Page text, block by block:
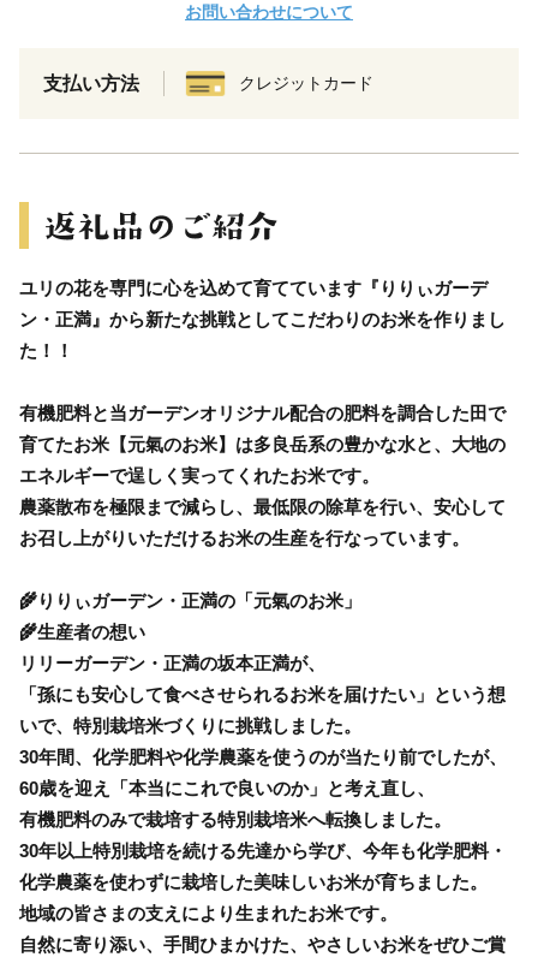
お問い合わせについて
支払い方法 クレジットカード
ユリの花を専門に心を込めて育てています『りりぃガーデ
ン・正満』から新たな挑戦としてこだわりのお米を作りまし
た！！
有機肥料と当ガーデンオリジナル配合の肥料を調合した田で
育てたお米【元氣のお米】は多良岳系の豊かな水と、大地の
エネルギーで逞しく実ってくれたお米です。
農薬散布を極限まで減らし、最低限の除草を行い、安心して
お召し上がりいただけるお米の生産を行なっています。
🌾りりぃガーデン・正満の「元氣のお米」
🌾生産者の想い
リリーガーデン・正満の坂本正満が、
「孫にも安心して食べさせられるお米を届けたい」という想
いで、特別栽培米づくりに挑戦しました。
30年間、化学肥料や化学農薬を使うのが当たり前でしたが、
60歳を迎え「本当にこれで良いのか」と考え直し、
有機肥料のみで栽培する特別栽培米へ転換しました。
30年以上特別栽培を続ける先達から学び、今年も化学肥料・
化学農薬を使わずに栽培した美味しいお米が育ちました。
地域の皆さまの支えにより生まれたお米です。
自然に寄り添い、手間ひまかけた、やさしいお米をぜひご賞